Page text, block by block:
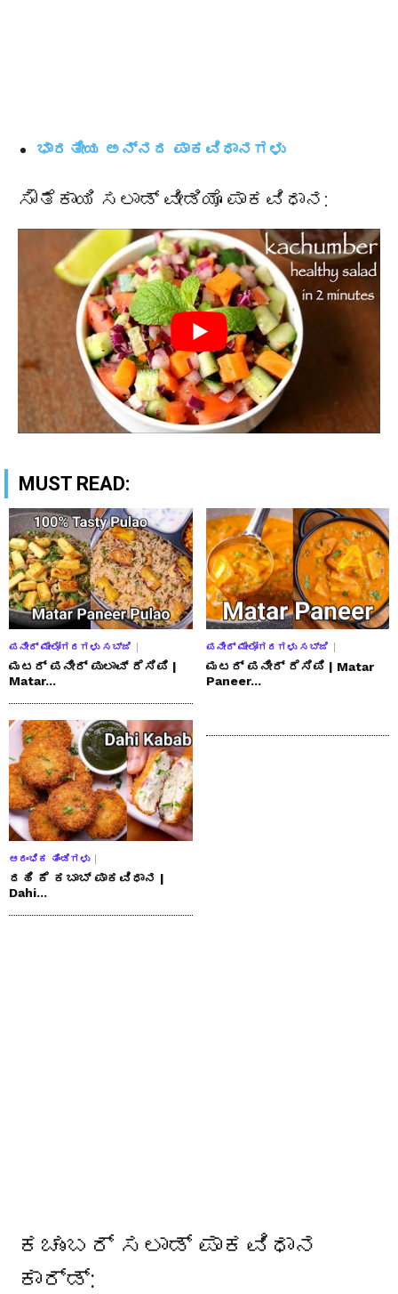
ಭಾರತೀಯ ಅನ್ನದ ಪಾಕವಿಧಾನಗಳು
ಸೌತೆಕಾಯಿ ಸಲಾಡ್ ವೀಡಿಯೊ ಪಾಕವಿಧಾನ:
MUST READ:
ಪನೀರ್ ಮೇಲೋಗರಗಳು ಸಬ್ಜಿ
ಮಟರ್ ಪನೀರ್ ಪುಲಾವ್ ರೆಸಿಪಿ |
Matar...
ಪನೀರ್ ಮೇಲೋಗರಗಳು ಸಬ್ಜಿ
ಮಟರ್ ಪನೀರ್ ರೆಸಿಪಿ | Matar
Paneer...
ಆರಂಭಿಕ ತಿಂಡಿಗಳು
ದಹಿ ಕೆ ಕಬಾಬ್ ಪಾಕವಿಧಾನ |
Dahi...
ಕಚುಂಬರ್ ಸಲಾಡ್ ಪಾಕವಿಧಾನ
ಕಾರ್ಡ್: